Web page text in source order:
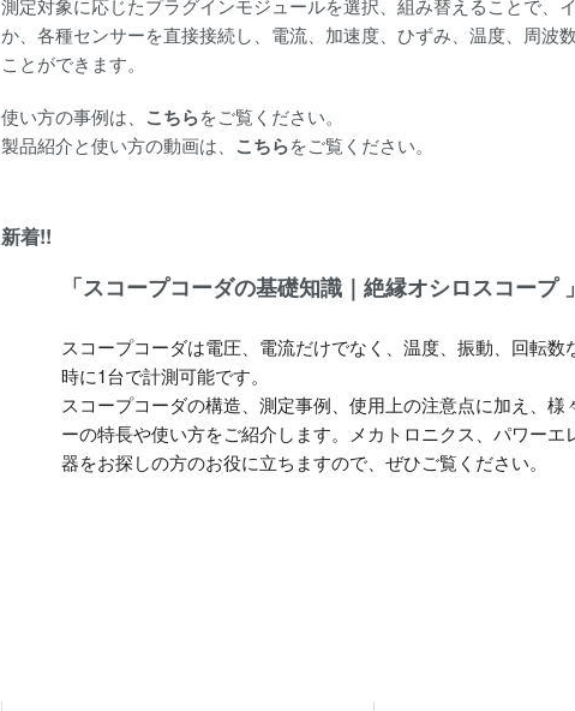
測定対象に応じたプラグインモジュールを選択、組み替えることで
か、各種センサーを直接接続し、電流、加速度、ひずみ、温度、周波
ことができます。
使い方の事例は、 こちらをご覧ください。
製品紹介と使い方の動画は、 こちらをご覧ください。
新着!!
「スコープコーダの基礎知識｜絶縁オシロスコープ 」
スコープコーダは電圧、電流だけでなく、温度、振動、回転数
時に1台で計測可能です。
スコープコーダの構造、測定事例、使用上の注意点に加え、様
ーの特長や使い方をご紹介します。メカトロニクス、パワーエ
器をお探しの方のお役に立ちますので、ぜひご覧ください。